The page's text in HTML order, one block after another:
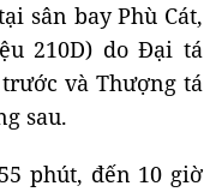
sân bay Phù Cát,
210D) do Đại tá
và Thượng tá
sau.
phút, đến 10 giờ